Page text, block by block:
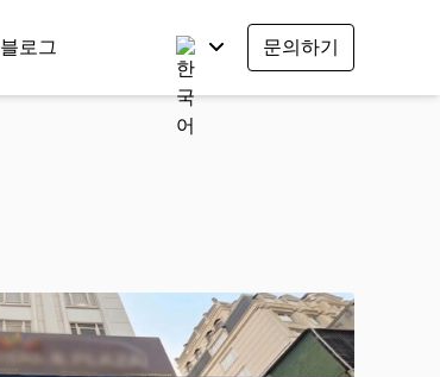
블로그 문의하기